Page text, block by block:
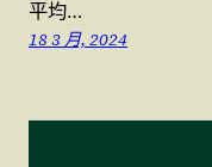
平均…
18 3 月, 2024